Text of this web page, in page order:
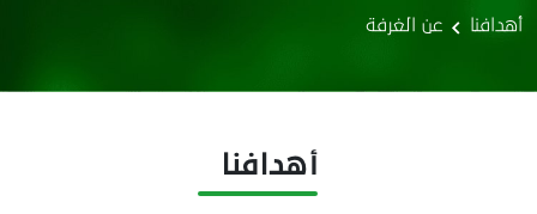
أهدافنا عن الغرفة
أهدافنا